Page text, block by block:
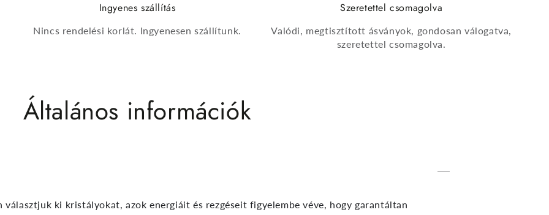
Ingyenes szállítás
Nincs rendelési korlát. Ingyenesen szállítunk.
Szeretettel csomagolva
Valódi, megtisztított ásványok, gondosan válogatva,
szeretettel csomagolva.
Általános információk
választjuk ki kristályokat, azok energiáit és rezgéseit figyelembe véve, hogy garantáltan